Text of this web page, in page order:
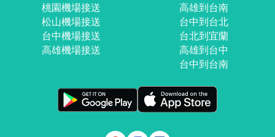
桃園機場接送
松山機場接送
台中機場接送
高雄機場接送
高雄到台南
台中到台北
台北到宜蘭
高雄到台中
台中到台南